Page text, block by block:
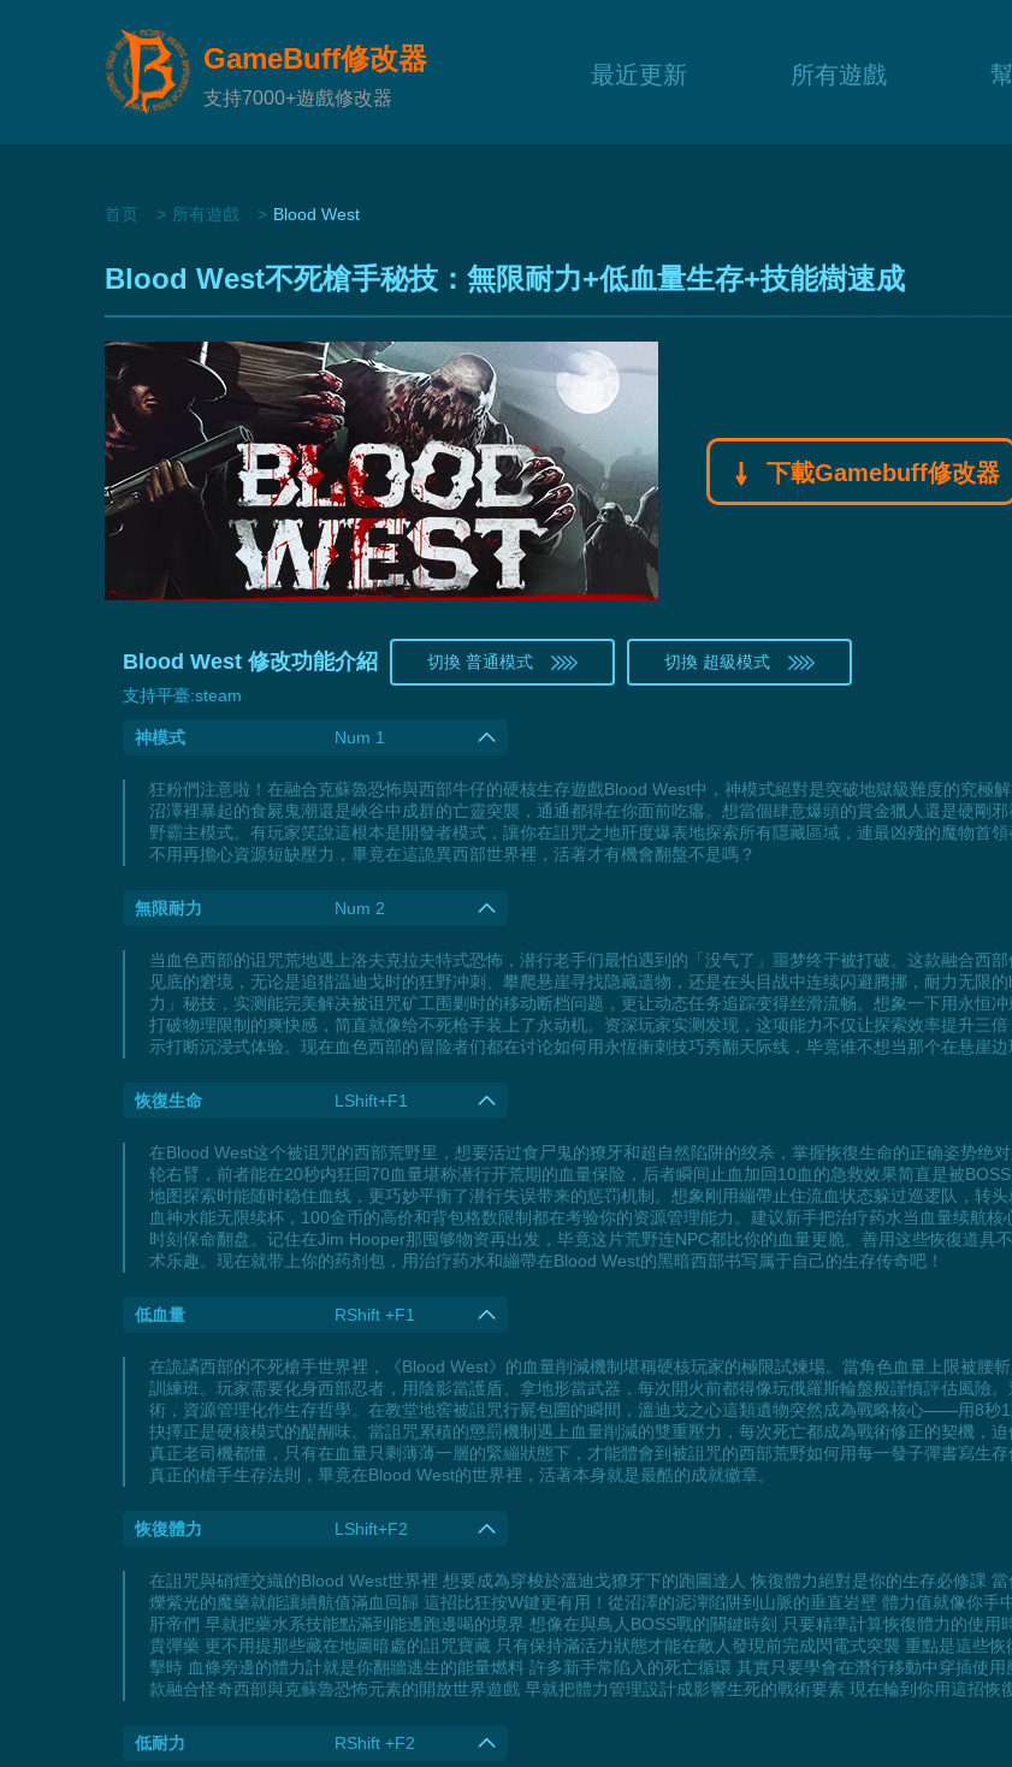
GameBuff修改器
支持7000+遊戲修改器
最近更新 所有遊戲
首页 所有遊戲 Blood West
Blood West不死槍手秘技：無限耐力+低血量生存+技能樹速成
下載Gamebuff修改器
Blood West 修改功能介紹 切換 普通模式
切換 超級模式
支持平臺:steam
神模式 Num 1
狂粉們注意啦！在融合克蘇魯恐怖與西部牛仔的硬核生存遊戲Blood West中，神模式絕對是突破地獄級難度的究極
沼澤裡暴起的食屍鬼潮還是峽谷中成群的亡靈突襲，通通都得在你面前吃癟。想當個肆意爆頭的賞金獵人還是硬剛
野霸主模式。有玩家笑說這根本是開發者模式，讓你在詛咒之地肝度爆表地探索所有隱藏區域，連最凶殘的魔物首
不用再擔心資源短缺壓力，畢竟在這詭異西部世界裡，活著才有機會翻盤不是嗎？
無限耐力 Num 2
当血色西部的诅咒荒地遇上洛夫克拉夫特式恐怖，潜行老手们最怕遇到的「没气了」噩梦终于被打破。这款融合西
见底的窘境，无论是追猎温迪戈时的狂野冲刺、攀爬悬崖寻找隐藏遗物，还是在头目战中连续闪避腾挪，耐力无限
力」秘技，实测能完美解决被诅咒矿工围剿时的移动断档问题，更让动态任务追踪变得丝滑流畅。想象一下用永恒
打破物理限制的爽快感，简直就像给不死枪手装上了永动机。资深玩家实测发现，这项能力不仅让探索效率提升三
示打断沉浸式体验。现在血色西部的冒险者们都在讨论如何用永恆衝刺技巧秀翻天际线，毕竟谁不想当那个在悬崖
恢復生命 LShift+F1
在Blood West这个被诅咒的西部荒野里，想要活过食尸鬼的獠牙和超自然陷阱的绞杀，掌握恢復生命的正确姿势绝
轮右臂，前者能在20秒内狂回70血量堪称潜行开荒期的血量保险，后者瞬间止血加回10血的急救效果简直是被
地图探索时能随时稳住血线，更巧妙平衡了潜行失误带来的惩罚机制。想象刚用繃帶止住流血状态躲过巡逻队，转
血神水能无限续杯，100金币的高价和背包格数限制都在考验你的资源管理能力。建议新手把治疗药水当血量续航
时刻保命翻盘。记住在Jim Hooper那囤够物资再出发，毕竟这片荒野连NPC都比你的血量更脆。善用这些恢復道具
术乐趣。现在就带上你的药剂包，用治疗药水和繃帶在Blood West的黑暗西部书写属于自己的生存传奇吧！
低血量 RShift +F1
在詭譎西部的不死槍手世界裡，《Blood West》的血量削減機制堪稱硬核玩家的極限試煉場。當角色血量上限被腰
訓練班。玩家需要化身西部忍者，用陰影當護盾、拿地形當武器，每次開火前都得像玩俄羅斯輪盤般謹慎評估風險
術，資源管理化作生存哲學。在教堂地窖被詛咒行屍包圍的瞬間，溫迪戈之心這類遺物突然成為戰略核心——用8秒
抉擇正是硬核模式的醍醐味。當詛咒累積的懲罰機制遇上血量削減的雙重壓力，每次死亡都成為戰術修正的契機，
真正老司機都懂，只有在血量只剩薄薄一層的緊繃狀態下，才能體會到被詛咒的西部荒野如何用每一發子彈書寫生
真正的槍手生存法則，畢竟在Blood West的世界裡，活著本身就是最酷的成就徽章。
恢復體力 LShift+F2
在詛咒與硝煙交織的Blood West世界裡 想要成為穿梭於溫迪戈獠牙下的跑圖達人 恢復體力絕對是你的生存必修課
爍紫光的魔藥就能讓續航值滿血回歸 這招比狂按W鍵更有用！從沼澤的泥濘陷阱到山脈的垂直岩壁 體力值就像你
肝帝們 早就把藥水系技能點滿到能邊跑邊喝的境界 想像在與鳥人BOSS戰的關鍵時刻 只要精準計算恢復體力的使
貴彈藥 更不用提那些藏在地圖暗處的詛咒寶藏 只有保持滿活力狀態才能在敵人發現前完成閃電式突襲 重點是這些
擊時 血條旁邊的體力計就是你翻牆逃生的能量燃料 許多新手常陷入的死亡循環 其實只要學會在潛行移動中穿插使
款融合怪奇西部與克蘇魯恐怖元素的開放世界遊戲 早就把體力管理設計成影響生死的戰術要素 現在輪到你用這招
低耐力 RShift +F2